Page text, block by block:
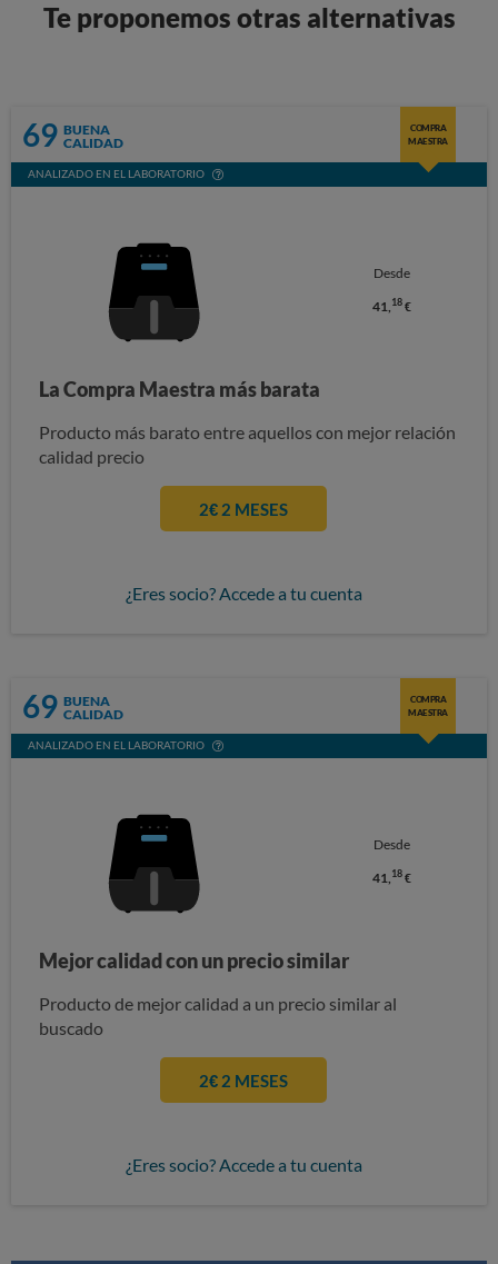
Te proponemos otras alternativas
69 BUENA
CALIDAD
COMPRA
MAESTRA
ANALIZADO EN EL LABORATORIO
Desde
41, 18€
La Compra Maestra más barata
Producto más barato entre aquellos con mejor relación
calidad precio
2€ 2 MESES
¿Eres socio? Accede a tu cuenta
69 BUENA
CALIDAD
COMPRA
MAESTRA
ANALIZADO EN EL LABORATORIO
Desde
41, 18€
Mejor calidad con un precio similar
Producto de mejor calidad a un precio similar al
buscado
2€ 2 MESES
¿Eres socio? Accede a tu cuenta